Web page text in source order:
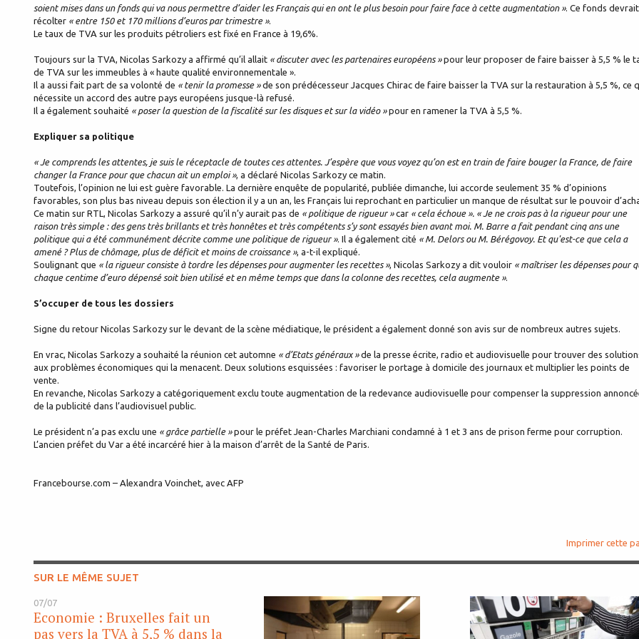
soient mises dans un fonds qui va nous permettre d’aider les Français qui en ont le plus besoin pour faire face à cette augmentation ». Ce fonds devrait
récolter « entre 150 et 170 millions d’euros par trimestre ».
Le taux de TVA sur les produits pétroliers est fixé en France à 19,6%.
Toujours sur la TVA, Nicolas Sarkozy a affirmé qu’il allait « discuter avec les partenaires européens »pour leur proposer de faire baisser à 5,5 % le
de TVA sur les immeubles à « haute qualité environnementale ».
Il a aussi fait part de sa volonté de « tenir la promesse »de son prédécesseur Jacques Chirac de faire baisser la TVA sur la restauration à 5,5 %, ce
nécessite un accord des autre pays européens jusque-là refusé.
Il a également souhaité « poser la question de la fiscalité sur les disques et sur la vidéo »pour en ramener la TVA à 5,5 %.
Expliquer sa politique
« Je comprends les attentes, je suis le réceptacle de toutes ces attentes. J’espère que vous voyez qu’on est en train de faire bouger la France, de faire
changer la France pour que chacun ait un emploi », a déclaré Nicolas Sarkozy ce matin.
Toutefois, l’opinion ne lui est guère favorable. La dernière enquête de popularité, publiée dimanche, lui accorde seulement 35 % d’opinions
favorables, son plus bas niveau depuis son élection il y a un an, les Français lui reprochant en particulier un manque de résultat sur le pouvoir
Ce matin sur RTL, Nicolas Sarkozy a assuré qu’il n’y aurait pas de « politique de rigueur »car « cela échoue ». « Je ne crois pas à la rigueur pour une
raison très simple : des gens très brillants et très honnêtes et très compétents s’y sont essayés bien avant moi. M. Barre a fait pendant cinq ans une
politique qui a été communément décrite comme une politique de rigueur ». Il a également cité « M. Delors ou M. Bérégovoy. Et qu'est-ce que cela a
amené ? Plus de chômage, plus de déficit et moins de croissance », a-t-il expliqué.
Soulignant que « la rigueur consiste à tordre les dépenses pour augmenter les recettes », Nicolas Sarkozy a dit vouloir « maîtriser les dépenses pour
chaque centime d’euro dépensé soit bien utilisé et en même temps que dans la colonne des recettes, cela augmente ».
S’occuper de tous les dossiers
Signe du retour Nicolas Sarkozy sur le devant de la scène médiatique, le président a également donné son avis sur de nombreux autres sujets.
En vrac, Nicolas Sarkozy a souhaité la réunion cet automne « d’Etats généraux »de la presse écrite, radio et audiovisuelle pour trouver des
aux problèmes économiques qui la menacent. Deux solutions esquissées : favoriser le portage à domicile des journaux et multiplier les points de
vente.
En revanche, Nicolas Sarkozy a catégoriquement exclu toute augmentation de la redevance audiovisuelle pour compenser la suppression
de la publicité dans l’audiovisuel public.
Le président n’a pas exclu une « grâce partielle »pour le préfet Jean-Charles Marchiani condamné à 1 et 3 ans de prison ferme pour corruption.
L’ancien préfet du Var a été incarcéré hier à la maison d’arrêt de la Santé de Paris.
Francebourse.com – Alexandra Voinchet, avec AFP
Imprimer cette
SUR LE MÊME SUJET
07/07
Economie : Bruxelles fait un
pas vers la TVA à 5,5 % dans la